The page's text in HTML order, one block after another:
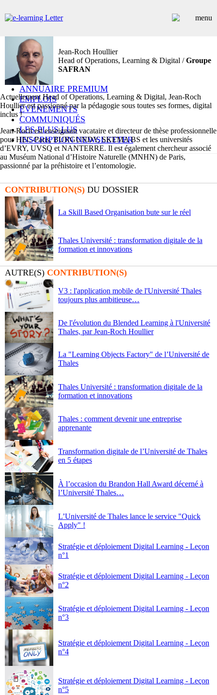
ARTICLES
DOSSIERS
CONTRIBUTEURS
ANNUAIRE PREMIUM
EMPLOIS
ÉVÉNEMENTS
COMMUNIQUÉS
LES PLUS LUS
INSCRIPTION NEWSLETTER
Jean-Roch Houllier
Head of Operations, Learning & Digital /Groupe
SAFRAN
Actuellement Head of Operations, Learning & Digital, Jean-Roch
Houllier est passionné par la pédagogie sous toutes ses formes, digital
inclus !
Jean-Roch est enseignant vacataire et directeur de thèse professionnelle
pour HEC-Paris, BURGUNDY, SKEMA BS et les universités
d’EVRY, UVSQ et NANTERRE. Il est également chercheur associé
au Muséum National d’Histoire Naturelle (MNHN) de Paris,
passionné par la préhistoire et l’entomologie.
CONTRIBUTION(S) DU DOSSIER
La Skill Based Organisation bute sur le réel
Thales Université : transformation digitale de la
formation et innovations
AUTRE(S) CONTRIBUTION(S)
V3 : l'application mobile de l'Université Thales
toujours plus ambitieuse
De l'évolution du Blended Learning à l'Université
Thales, par Jean-Roch Houllier
La "Learning Objects Factory" de l’Université de
Thales
Thales Université : transformation digitale de la
formation et innovations
Thales : comment devenir une entreprise
apprenante
Transformation digitale de l’Université de Thales
en 5 étapes
À l’occasion du Brandon Hall Award décerné à
l’Université Thales
L’Université de Thales lance le service "Quick
Apply" !
Stratégie et déploiement Digital Learning - Leçon
n°1
Stratégie et déploiement Digital Learning - Leçon
n°2
Stratégie et déploiement Digital Learning - Leçon
n°3
Stratégie et déploiement Digital Learning - Leçon
n°4
Stratégie et déploiement Digital Learning - Leçon
n°5